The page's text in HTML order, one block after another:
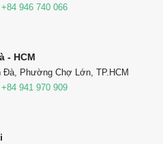
+84 946 740 066
- HCM
Đà, Phường Chợ Lớn, TP.HCM
+84 941 970 909